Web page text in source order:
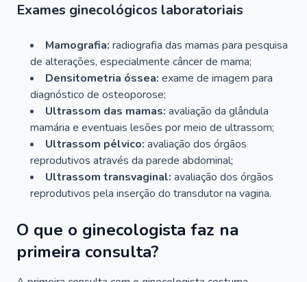
Exames ginecológicos laboratoriais
Mamografia: radiografia das mamas para pesquisa
de alterações, especialmente câncer de mama;
Densitometria óssea: exame de imagem para
diagnóstico de osteoporose;
Ultrassom das mamas: avaliação da glândula
mamária e eventuais lesões por meio de ultrassom;
Ultrassom pélvico: avaliação dos órgãos
reprodutivos através da parede abdominal;
Ultrassom transvaginal: avaliação dos órgãos
reprodutivos pela inserção do transdutor na vagina.
O que o ginecologista faz na
primeira consulta?